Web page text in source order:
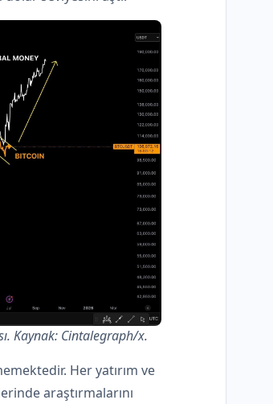
Kaynak: Cintalegraph/x.
Her yatırım ve
araştırmalarını